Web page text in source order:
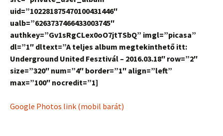
uid=”102281875470100431446″
ualb=”6263737466433003745″
authkey=”Gv1sRgCLex0oO7jtTSbQ” imgl=”picasa”
dl=”1″ dltext=”A teljes album megtekinthető itt:
Underground United Fesztivál – 2016.03.18″ row=”2″
size=”320″ num=”4″ border=”1″ align=”left”
max=”100″ nocredit=”1]
Google Photos link (mobil barát)